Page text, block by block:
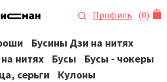
Профиль (0)
Бусины Дзи на нитях
нитях
Бусы
Бусы - чокеры
серьги
Кулоны